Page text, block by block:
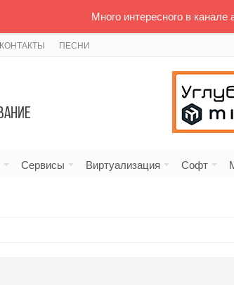
КОНТАКТЫ ПЕСНИ
Сервисы Виртуализация Софт
Много интересного в канале